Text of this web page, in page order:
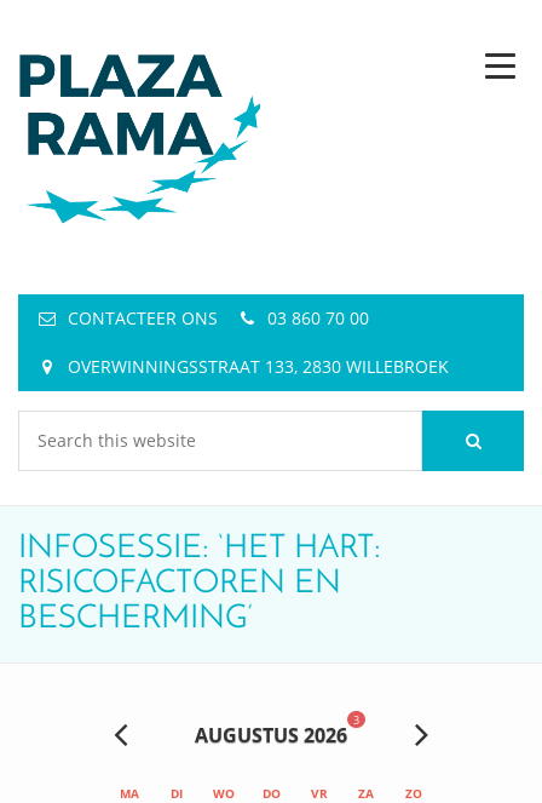
CONTACTEER ONS 03 860 70 00
OVERWINNINGSSTRAAT 133, 2830 WILLEBROEK
INFOSESSIE: ‘HET HART:
RISICOFACTOREN EN
BESCHERMING’
AUGUSTUS 2026
3
MA DI WO DO VR ZA ZO